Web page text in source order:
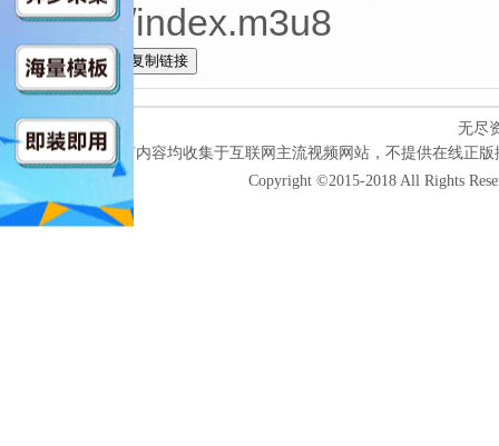
video/index.m3u8
全选
无尽
本网站所有内容均收集于互联网主流视频网站，不提供在线正
Copyright ©2015-2018 All Rights